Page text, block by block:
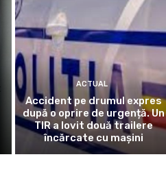
ACTUAL
Accident pe drumul expres
după o oprire de urgență. Un
TIR a lovit două trailere
încărcate cu mașini